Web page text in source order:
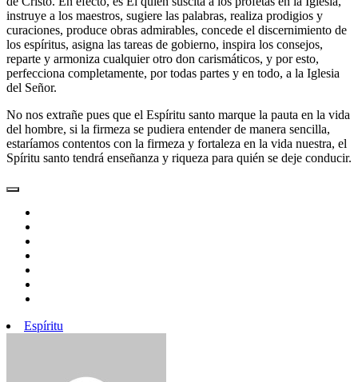
instruye a los maestros, sugiere las palabras, realiza prodigios y
curaciones, produce obras admirables, concede el discernimiento de
los espíritus, asigna las tareas de gobierno, inspira los consejos,
reparte y armoniza cualquier otro don carismáticos, y por esto,
perfecciona completamente, por todas partes y en todo, a la Iglesia
del Señor.
No nos extrañe pues que el Espíritu santo marque la pauta en la vida
del hombre, si la firmeza se pudiera entender de manera sencilla,
estaríamos contentos con la firmeza y fortaleza en la vida nuestra, el
Spíritu santo tendrá enseñanza y riqueza para quién se deje conducir.
Espíritu